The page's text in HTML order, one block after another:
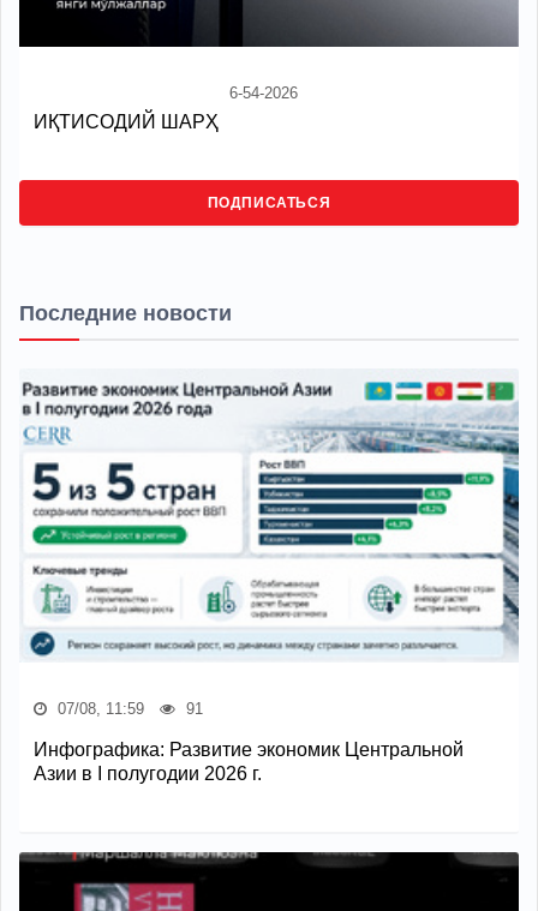
6-54-2026
ИҚТИСОДИЙ ШАРҲ
ПОДПИСАТЬСЯ
Последние новости
07/08, 11:59 91
Инфографика: Развитие экономик Центральной
Азии в I полугодии 2026 г.